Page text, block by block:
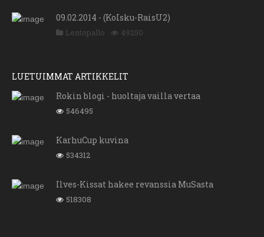
09.02.2014 - (KoIsku-RaisU2)
Lentopallo 49250
LUETUIMMAT ARTIKKELIT
Rokin blogi - huoltaja vailla vertaa
546495
KarhuCup kuvina
534312
Ilves-Kissat hakee revanssia MuSasta
518308